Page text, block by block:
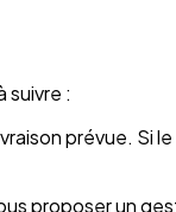
suivre :
prévue. Si
proposer un